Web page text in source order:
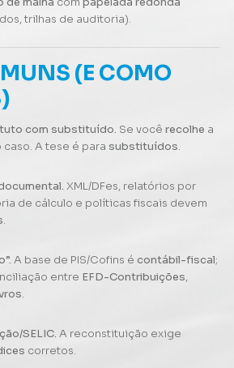
trilhas de auditoria).
(E COMO
com substituído. Se você recolhe a
caso. A tese é para substituídos.
XML/DFes, relatórios por
de cálculo e políticas fiscais devem
.
A base de PIS/Cofins é contábil-fiscal;
entre EFD-Contribuições,
.
SELIC. A reconstituição exige
corretos.